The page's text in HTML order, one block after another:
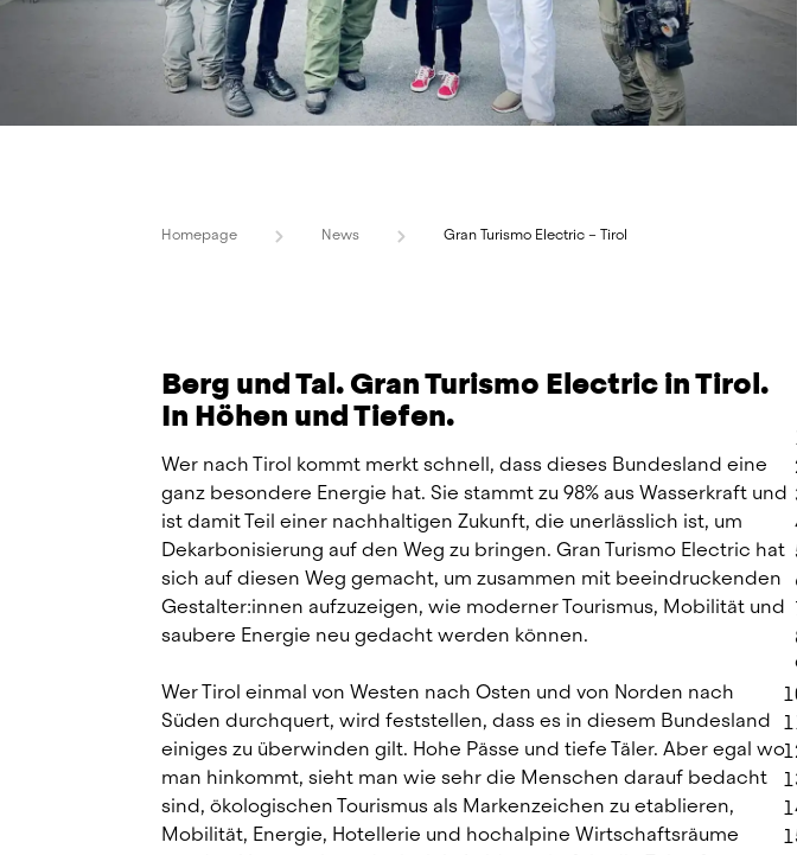
Homepage News Gran Turismo Electric – Tirol
Berg und Tal. Gran Turismo Electric in Tirol.
In Höhen und Tiefen.
Wer nach Tirol kommt merkt schnell, dass dieses Bundesland eine
ganz besondere Energie hat. Sie stammt zu 98% aus Wasserkraft und
ist damit Teil einer nachhaltigen Zukunft, die unerlässlich ist, um
Dekarbonisierung auf den Weg zu bringen. Gran Turismo Electric hat
sich auf diesen Weg gemacht, um zusammen mit beeindruckenden
Gestalter:innen aufzuzeigen, wie moderner Tourismus, Mobilität und
saubere Energie neu gedacht werden können.
Wer Tirol einmal von Westen nach Osten und von Norden nach
Süden durchquert, wird feststellen, dass es in diesem Bundesland
einiges zu überwinden gilt. Hohe Pässe und tiefe Täler. Aber egal wo
man hinkommt, sieht man wie sehr die Menschen darauf bedacht
sind, ökologischen Tourismus als Markenzeichen zu etablieren,
Mobilität, Energie, Hotellerie und hochalpine Wirtschaftsräume